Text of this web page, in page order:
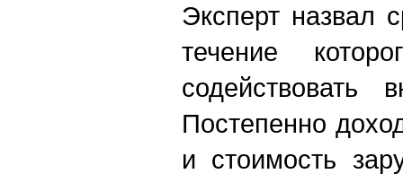
Эксперт назвал
течение
содействовать
Постепенно
и стоимость